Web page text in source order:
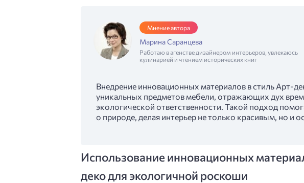
Мнение автора
Марина Саранцева
Работаю в агенстве дизайнером интерьеров, увлекаюсь
кулинарией и чтением исторических книг
Внедрение инновационных материалов в стиль Арт-
уникальных предметов мебели, отражающих дух
экологической ответственности. Такой подход
о природе, делая интерьер не только красивым, но и
Использование инновационных
деко для экологичной роскоши